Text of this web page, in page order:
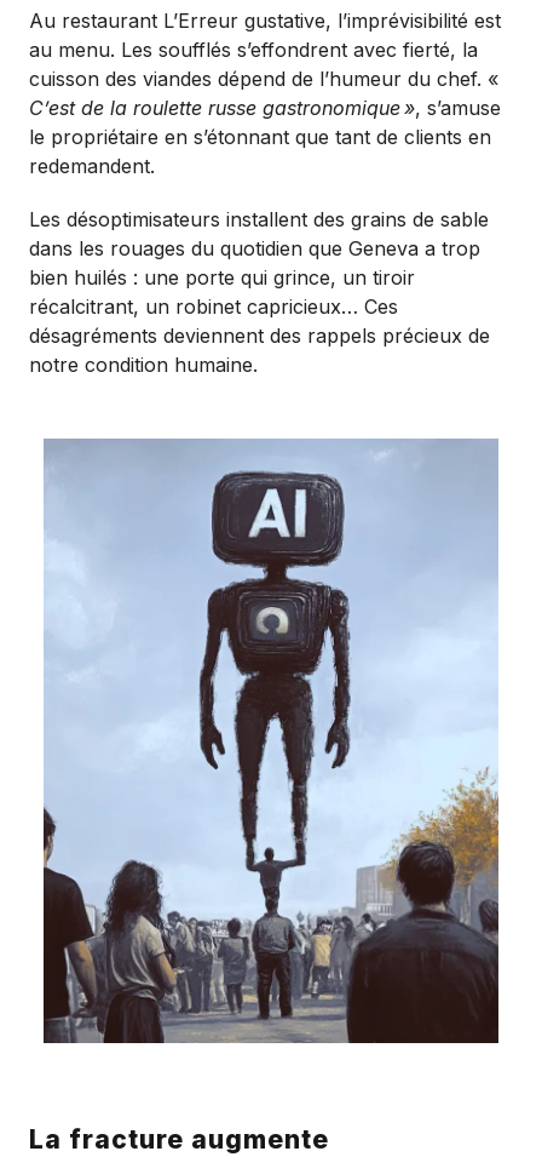
Au restaurant L’Erreur gustative, l’imprévisibilité est
au menu. Les soufflés s’effondrent avec fierté, la
cuisson des viandes dépend de l’humeur du chef. «
C’est de la roulette russe gastronomique», s’amuse
le propriétaire en s’étonnant que tant de clients en
redemandent.
Les désoptimisateurs installent des grains de sable
dans les rouages du quotidien que Geneva a trop
bien huilés : une porte qui grince, un tiroir
récalcitrant, un robinet capricieux… Ces
désagréments deviennent des rappels précieux de
notre condition humaine.
La fracture augmente